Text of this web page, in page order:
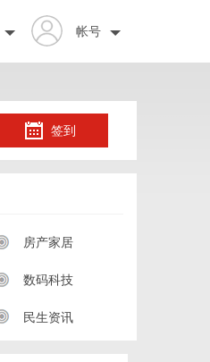
帐号
签到
房产家居
数码科技
民生资讯